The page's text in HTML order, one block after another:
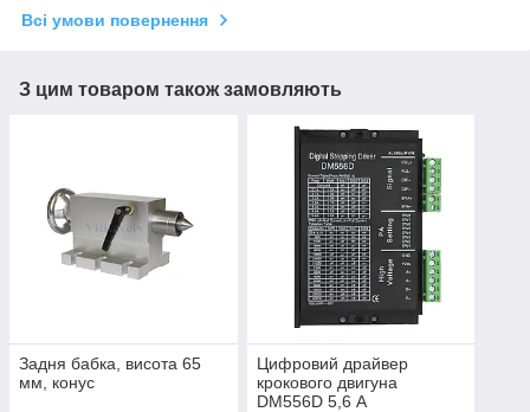
Всі умови повернення
З цим товаром також замовляють
Задня бабка, висота 65
мм, конус
Цифровий драйвер
крокового двигуна
DM556D 5,6 А